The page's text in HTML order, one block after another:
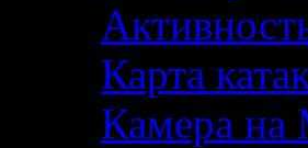
Карта
Камера